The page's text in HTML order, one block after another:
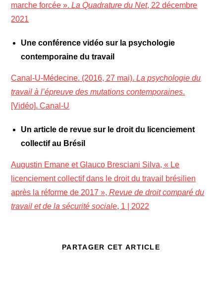
marche forcée ».La Quadrature du Net, 22 décembre
2021
Une conférence vidéo sur la psychologie
contemporaine du travail
Canal-U-Médecine. (2016, 27 mai).La psychologie du
travail à l’épreuve des mutations contemporaines.
[Vidéo]. Canal-U
Un article de revue sur le droit du licenciement
collectif au Brésil
Augustin Emane et Glauco Bresciani Silva, « Le
licenciement collectif dans le droit du travail brésilien
après la réforme de 2017 »,Revue de droit comparé du
travail et de la sécurité sociale, 1 | 2022
PARTAGER CET ARTICLE